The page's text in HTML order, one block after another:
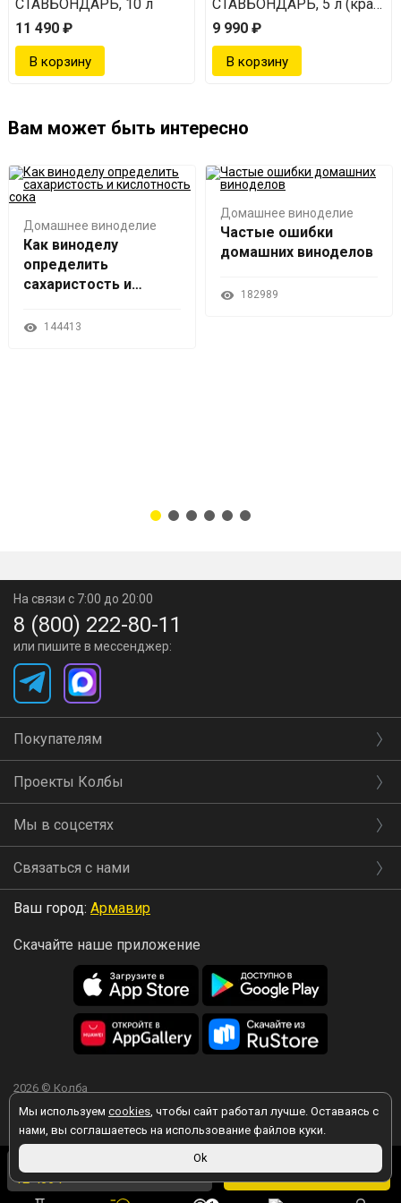
12 406 ₽ В корзину
+ воск
СТАВБОНДАРЬ, 10 л
11 490 ₽
СТАВБОНДАРЬ, 5 л (кран,
9 990 ₽
Вам может быть интересно
Домашнее виноделие
Как виноделу
определить
сахаристость и
144413
Домашнее виноделие
Частые ошибки
домашних виноделов
182989
Мы используем cookies, чтобы сайт работал лучше. Оставаясь с
нами, вы соглашаетесь на использование файлов куки.
Ok
На связи с 7:00 до 20:00
8 (800) 222-80-11
или пишите в мессенджер:
Покупателям
Проекты Колбы
Мы в соцсетях
Связаться с нами
Ваш город: Армавир
Скачайте наше приложение
2026 © Колба
Вы принимаете условия политики в отношении обработки
персональных данных
любой форме обратной связи на сайте kolba.ru.